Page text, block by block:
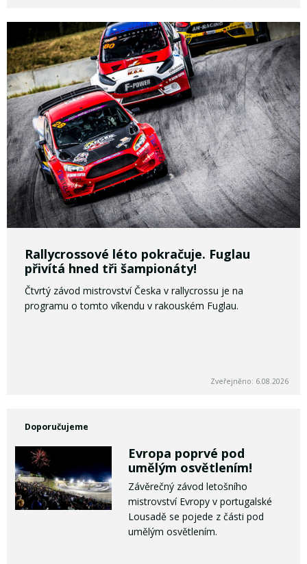
Rallycrossové léto pokračuje. Fuglau
přivítá hned tři šampionáty!
Čtvrtý závod mistrovství Česka v rallycrossu je na
programu o tomto víkendu v rakouském Fuglau.
Zveřejněno: 6.08.2026
Evropa poprvé pod
umělým osvětlením!
Závěrečný závod letošního
mistrovství Evropy v portugalské
Lousadě se pojede z části pod
umělým osvětlením.
Doporučujeme